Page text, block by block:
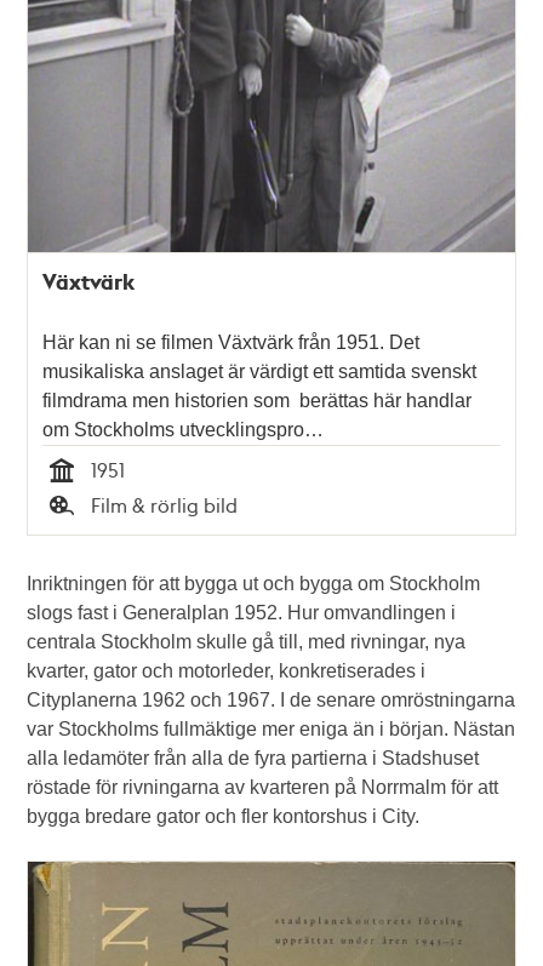
Växtvärk
Här kan ni se filmen Växtvärk från 1951. Det
musikaliska anslaget är värdigt ett samtida svenskt
filmdrama men historien som berättas här handlar
om Stockholms utvecklingspro…
Tid
1951
Typ
Film & rörlig bild
Inriktningen för att bygga ut och bygga om Stockholm
slogs fast i Generalplan 1952. Hur omvandlingen i
centrala Stockholm skulle gå till, med rivningar, nya
kvarter, gator och motorleder, konkretiserades i
Cityplanerna 1962 och 1967. I de senare omröstningarna
var Stockholms fullmäktige mer eniga än i början. Nästan
alla ledamöter från alla de fyra partierna i Stadshuset
röstade för rivningarna av kvarteren på Norrmalm för att
bygga bredare gator och fler kontorshus i City.